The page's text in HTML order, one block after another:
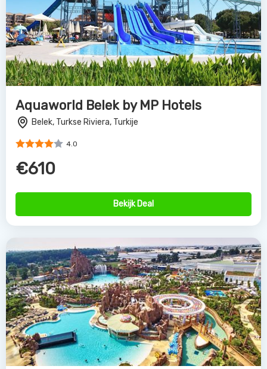
Aquaworld Belek by MP Hotels
Belek, Turkse Riviera, Turkije
4.0
€610
Bekijk Deal